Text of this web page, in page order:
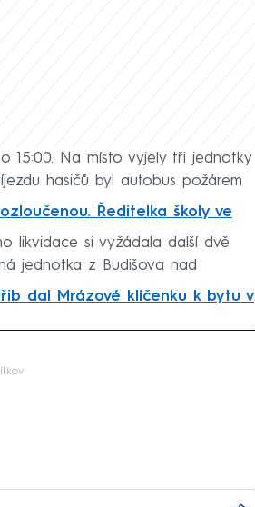
15:00. Na místo vyjely tři jednotky
hasičů byl autobus požárem
Ředitelka školy ve
likvidace si vyžádala další dvě
jednotka z Budišova nad
dal Mrázové klíčenku k bytu v